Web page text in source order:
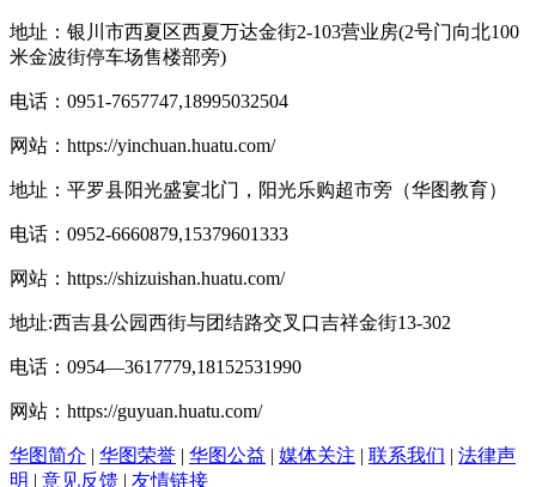
地址：银川市西夏区西夏万达金街2-103营业房(2号门向北100
米金波街停车场售楼部旁)
电话：0951-7657747,18995032504
网站： https://yinchuan.huatu.com/
地址：平罗县阳光盛宴北门，阳光乐购超市旁（华图教育）
电话：0952-6660879,15379601333
网站： https://shizuishan.huatu.com/
地址:西吉县公园西街与团结路交叉口吉祥金街13-302
电话：0954―3617779,18152531990
网站： https://guyuan.huatu.com/
华图简介 | 华图荣誉 | 华图公益 | 媒体关注 | 联系我们 | 法律声
明 | 意见反馈 | 友情链接